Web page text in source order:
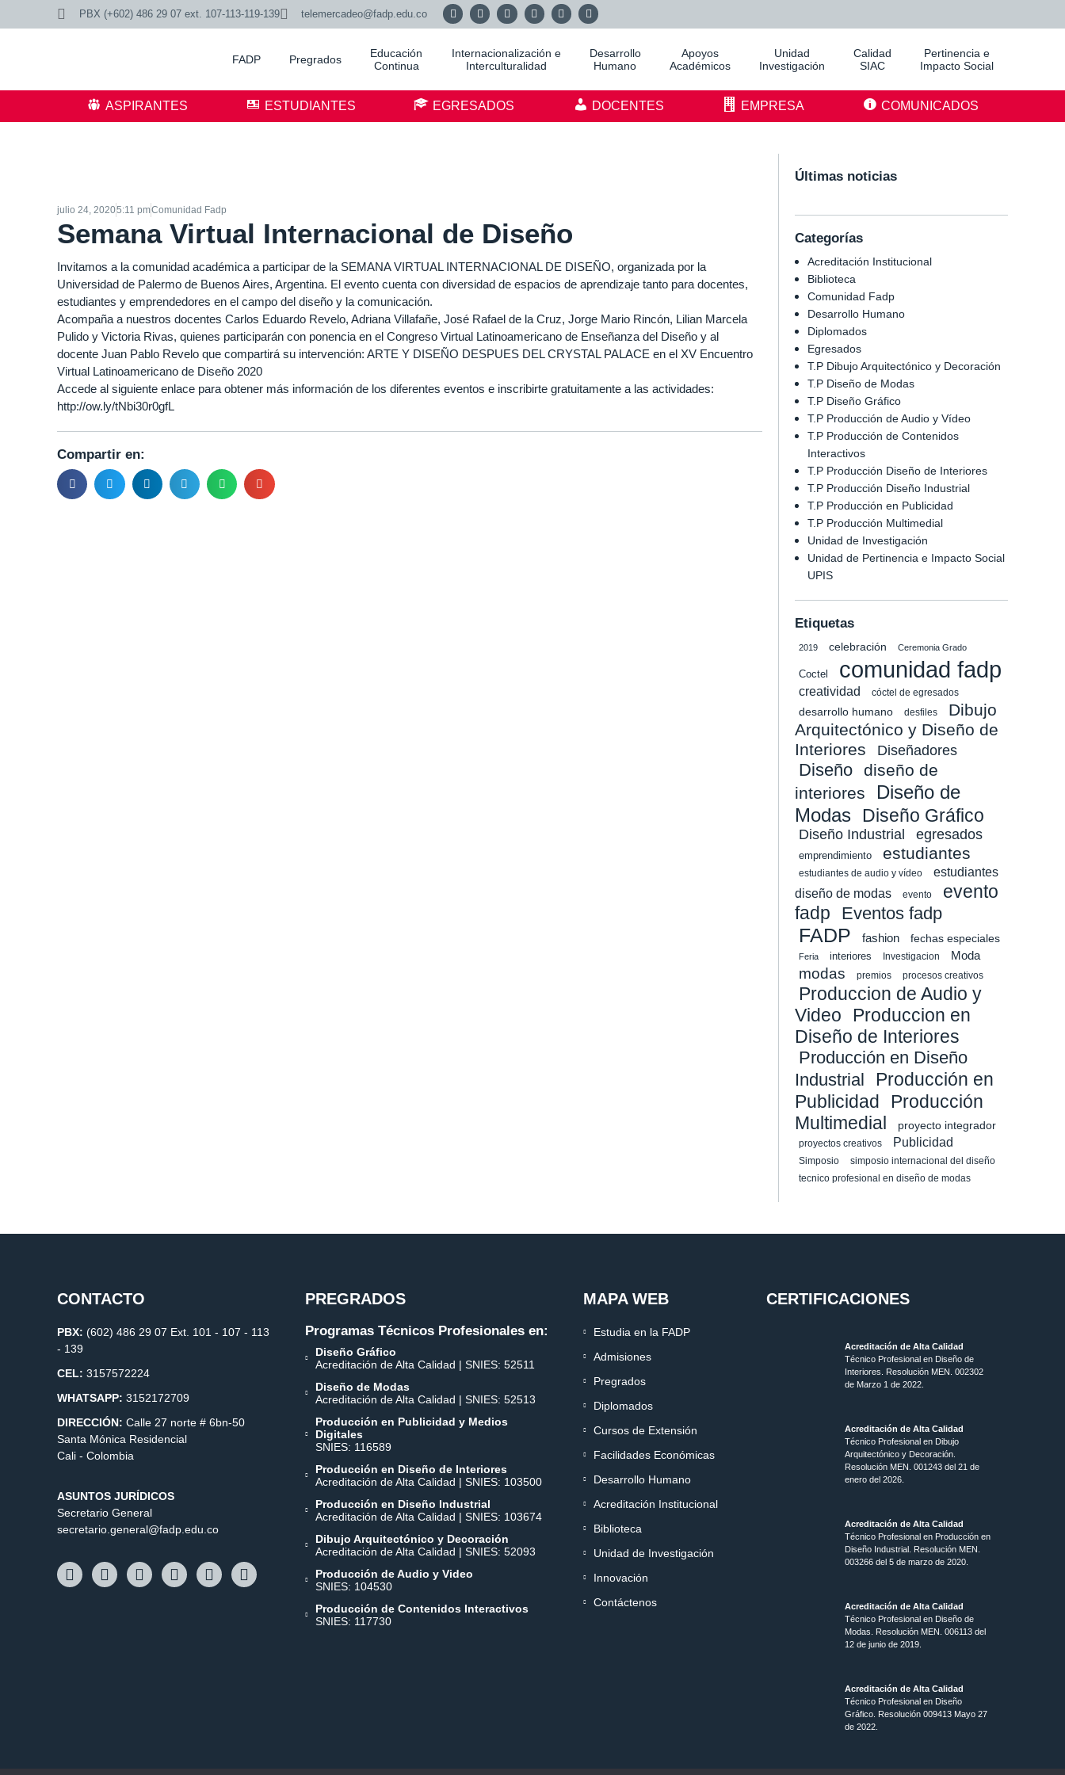
PBX (+602) 486 29 07 ext. 107-113-119-139 telemercadeo@fadp.edu.co
FADP Pregrados
Educación
Continua
Internacionalización e
Interculturalidad
Desarrollo
Humano
Apoyos
Académicos
Unidad
Investigación
Calidad
SIAC
Pertinencia e
Impacto Social
ASPIRANTES ESTUDIANTES EGRESADOS DOCENTES EMPRESA COMUNICADOS
julio 24, 20205:11 pmComunidad Fadp
Semana Virtual Internacional de Diseño
Invitamos a la comunidad académica a participar de la SEMANA VIRTUAL INTERNACIONAL DE DISEÑO, organizada por la
Universidad de Palermo de Buenos Aires, Argentina. El evento cuenta con diversidad de espacios de aprendizaje tanto para docentes,
estudiantes y emprendedores en el campo del diseño y la comunicación.
Acompaña a nuestros docentes Carlos Eduardo Revelo, Adriana Villafañe, José Rafael de la Cruz, Jorge Mario Rincón, Lilian Marcela
Pulido y Victoria Rivas, quienes participarán con ponencia en el Congreso Virtual Latinoamericano de Enseñanza del Diseño y al
docente Juan Pablo Revelo que compartirá su intervención: ARTE Y DISEÑO DESPUES DEL CRYSTAL PALACE en el XV Encuentro
Virtual Latinoamericano de Diseño 2020
Accede al siguiente enlace para obtener más información de los diferentes eventos e inscribirte gratuitamente a las actividades:
http://ow.ly/tNbi30r0gfL
Compartir en:
Últimas noticias
Categorías
Acreditación Institucional
Biblioteca
Comunidad Fadp
Desarrollo Humano
Diplomados
Egresados
T.P Dibujo Arquitectónico y Decoración
T.P Diseño de Modas
T.P Diseño Gráfico
T.P Producción de Audio y Vídeo
T.P Producción de Contenidos
Interactivos
T.P Producción Diseño de Interiores
T.P Producción Diseño Industrial
T.P Producción en Publicidad
T.P Producción Multimedial
Unidad de Investigación
Unidad de Pertinencia e Impacto Social
UPIS
Etiquetas
2019 celebración Ceremonia Grado
Coctel comunidad fadp
creatividad cóctel de egresados
desarrollo humano desfiles
Dibujo
Arquitectónico y Diseño de
Interiores
Diseñadores
Diseño
diseño de
interiores
Diseño de
Modas Diseño Gráfico
Diseño Industrial egresados
emprendimiento estudiantes
estudiantes de audio y vídeo
estudiantes
diseño de modas
evento
evento
fadp
Eventos fadp
FADP fashion fechas especiales
Feria interiores Investigacion Moda
modas premios procesos creativos
Produccion de Audio y
Video
Produccion en
Diseño de Interiores
Producción en Diseño
Industrial
Producción en
Publicidad
Producción
Multimedial
proyecto integrador
proyectos creativos Publicidad
Simposio simposio internacional del diseño
tecnico profesional en diseño de modas
CONTACTO
PBX: (602) 486 29 07 Ext. 101 - 107 - 113
- 139
CEL: 3157572224
WHATSAPP: 3152172709
DIRECCIÓN: Calle 27 norte # 6bn-50
Santa Mónica Residencial
Cali - Colombia
ASUNTOS JURÍDICOS
Secretario General
secretario.general@fadp.edu.co
PREGRADOS
Programas Técnicos Profesionales en:
Diseño Gráfico
Acreditación de Alta Calidad | SNIES: 52511
Diseño de Modas
Acreditación de Alta Calidad | SNIES: 52513
Producción en Publicidad y Medios
Digitales
SNIES: 116589
Producción en Diseño de Interiores
Acreditación de Alta Calidad | SNIES: 103500
Producción en Diseño Industrial
Acreditación de Alta Calidad | SNIES: 103674
Dibujo Arquitectónico y Decoración
Acreditación de Alta Calidad | SNIES: 52093
Producción de Audio y Video
SNIES: 104530
Producción de Contenidos Interactivos
SNIES: 117730
MAPA WEB
Estudia en la FADP
Admisiones
Pregrados
Diplomados
Cursos de Extensión
Facilidades Económicas
Desarrollo Humano
Acreditación Institucional
Biblioteca
Unidad de Investigación
Innovación
Contáctenos
CERTIFICACIONES
Acreditación de Alta Calidad
Técnico Profesional en Diseño de
Interiores. Resolución MEN. 002302
de Marzo 1 de 2022.
Acreditación de Alta Calidad
Técnico Profesional en Dibujo
Arquitectónico y Decoración.
Resolución MEN.001243 del 21 de
enero del 2026.
Acreditación de Alta Calidad
Técnico Profesional en Producción en
Diseño Industrial. Resolución MEN.
003266 del 5 de marzo de 2020.
Acreditación de Alta Calidad
Técnico Profesional en Diseño de
Modas. Resolución MEN. 006113 del
12 de junio de 2019.
Acreditación de Alta Calidad
Técnico Profesional en Diseño
Gráfico. Resolución 009413 Mayo 27
de 2022.